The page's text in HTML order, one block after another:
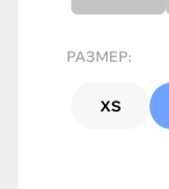
РАЗМЕР:
XS